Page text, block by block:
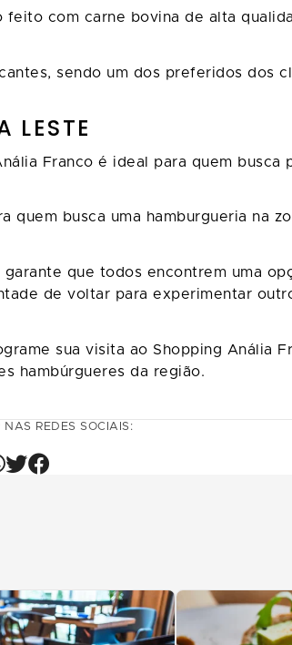
feito com carne bovina de alta
sendo um dos preferidos dos
LESTE
Franco é ideal para quem
busca uma hamburgueria na
que todos encontrem uma
de voltar para experimentar
sua visita ao Shopping Anália
hambúrgueres da região.
NAS REDES SOCIAIS: